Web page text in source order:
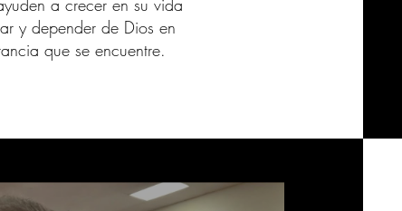
a crecer en su vida
y depender de Dios en
que se encuentre.